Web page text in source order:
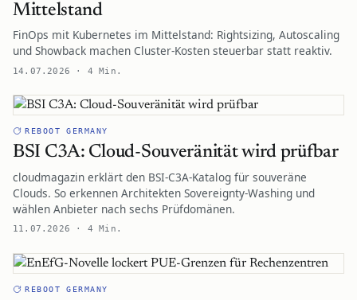
Mittelstand
FinOps mit Kubernetes im Mittelstand: Rightsizing, Autoscaling
und Showback machen Cluster-Kosten steuerbar statt reaktiv.
14.07.2026 · 4 Min.
REBOOT GERMANY
BSI C3A: Cloud-Souveränität wird prüfbar
cloudmagazin erklärt den BSI-C3A-Katalog für souveräne
Clouds. So erkennen Architekten Sovereignty-Washing und
wählen Anbieter nach sechs Prüfdomänen.
11.07.2026 · 4 Min.
REBOOT GERMANY